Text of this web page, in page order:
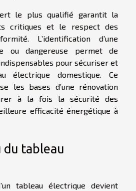
le plus qualifié garantit la
critiques et le respect des
L’identification d’une
ou dangereuse permet de
pour sécuriser et
électrique domestique. Ce
les bases d’une rénovation
à la fois la sécurité des
efficacité énergétique à
du tableau
tableau électrique devient